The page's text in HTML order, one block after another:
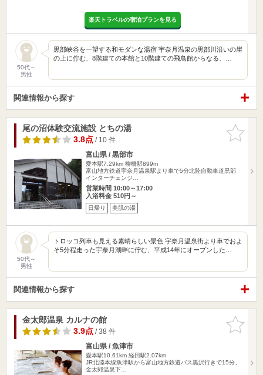
楽天トラベルの宿泊プランを見る
50代～
男性
黒部峡谷を一望する和モダンな湯宿 宇奈月温泉の黒部川沿いの崖
の上に佇む、8階建ての本館と10階建ての飛鳥館からなる、…
関連情報から探す
お気に入
りに追加
尾の沼体験交流施設 とちの湯
3.8点/ 10 件
富山県 / 黒部市
愛本駅7.29km 柳橋駅899m
富山地方鉄道宇奈月温泉駅より車で5分北陸自動車道黒部
インターチェンジ…
営業時間 10:00～17:00
入浴料金 510円～
日帰り 美肌の湯
50代～
男性
トロッコ列車も見える素晴らしい景色 宇奈月温泉街より車でおよ
そ5分程走った宇奈月湖畔に佇む、平成14年にオープンした…
関連情報から探す
お気に入
りに追加
金太郎温泉 カルナの館
3.9点/ 38 件
富山県 / 魚津市
愛本駅10.61km 経田駅2.07km
JR北陸本線魚津駅から富山地方鉄道バス黒沢行きで15分、
金太郎温泉下…